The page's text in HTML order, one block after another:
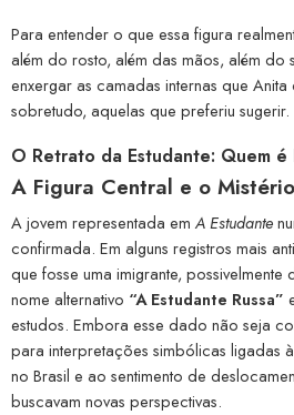
Para entender o que essa figura
além do rosto, além das mãos, além do
enxergar as camadas internas que
sobretudo, aquelas que preferiu sugerir.
O Retrato da Estudante: Quem é
A Figura Central e o
A jovem representada em A Estudante
confirmada. Em alguns registros mais
que fosse uma imigrante,
nome alternativo “A Estudante Russa”
estudos. Embora esse dado não seja
para interpretações simbólicas ligadas
no Brasil e ao sentimento de
buscavam novas perspectivas.